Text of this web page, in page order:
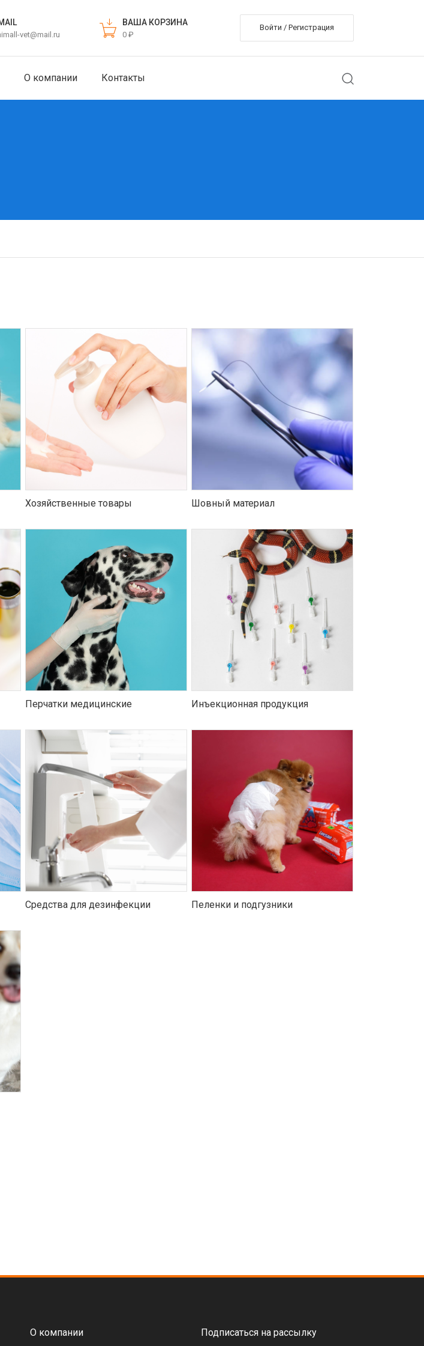
vet@mail.ru
ВАША КОРЗИНА
0 ₽
Войти / Регистрация
О компании Контакты
Хозяйственные товары Шовный материал
Перчатки медицинские Инъекционная продукция
Средства для дезинфекции Пеленки и подгузники
О компании Подписаться на рассылку